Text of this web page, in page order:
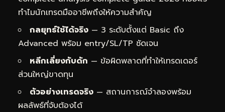
ทำไมนักเทรดมืออาชีพถึงให้ความสำคัญ
กลยุทธ์ใช้ได้จริง — 3 ระดับตั้งแต่ Basic ถึง
Advanced พร้อม entry/SL/TP ชัดเจน
หลีกเลี่ยงกับดัก — ข้อผิดพลาดที่ทำให้เทรดเดอร์
ส่วนใหญ่ขาดทุน
ตัวอย่างเทรดจริง — สถานการณ์จำลองพร้อม
ผลลัพธ์ที่จับต้องได้